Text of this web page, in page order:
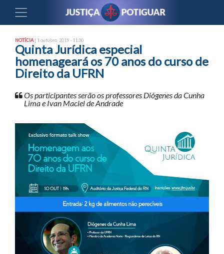
NOTÍCIA | 1 outubro, 2019 - 11:30
Quinta Jurídica especial
homenageará os 70 anos do curso de
Direito da UFRN
Os participantes serão os professores Diógenes da Cunha
Lima e Ivan Maciel de Andrade